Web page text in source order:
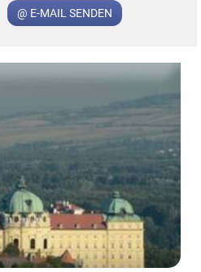
KLIS
@ E-MAIL SENDEN